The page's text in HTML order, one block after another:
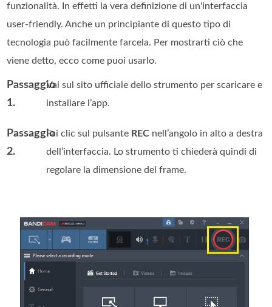
funzionalità. In effetti la vera definizione di un'interfaccia
user-friendly. Anche un principiante di questo tipo di
tecnologia può facilmente farcela. Per mostrarti ciò che
viene detto, ecco come puoi usarlo.
Passaggio
1.
Vai sul sito ufficiale dello strumento per scaricare e
installare l’app.
Passaggio
2.
Fai clic sul pulsante REC nell’angolo in alto a destra
dell’interfaccia. Lo strumento ti chiederà quindi di
regolare la dimensione del frame.